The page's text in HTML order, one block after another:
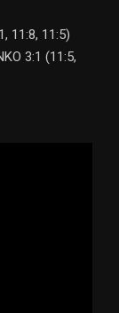
11:8, 11:5)
3:1 (11:5,